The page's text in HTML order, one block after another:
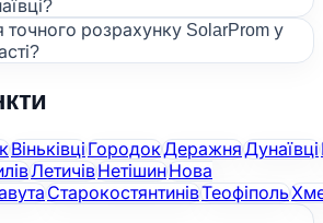
розрахунку SolarProm у
Віньківці ГородокДеражняДунаївці
ЛетичівНетішинНова
СтарокостянтинівТеофіполь